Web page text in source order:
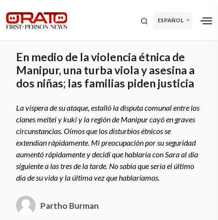
ESPAÑOL
En medio de la violencia étnica de
Manipur, una turba viola y asesina a
dos niñas; las familias piden justicia
La víspera de su ataque, estalló la disputa comunal entre los
clanes meitei y kuki y la región de Manipur cayó en graves
circunstancias. Oímos que los disturbios étnicos se
extendían rápidamente. Mi preocupación por su seguridad
aumentó rápidamente y decidí que hablaría con Sara al día
siguiente a las tres de la tarde. No sabía que sería el último
día de su vida y la última vez que hablaríamos.
Partho Burman